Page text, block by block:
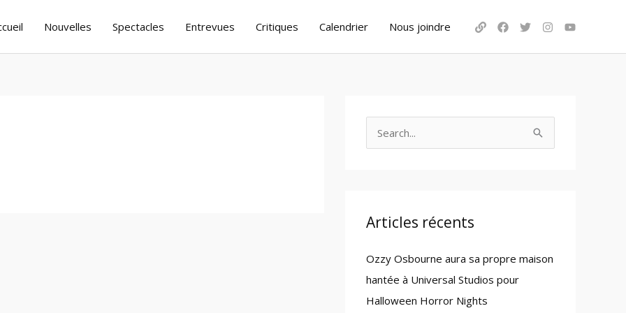
Nouvelles Spectacles Entrevues Critiques Calendrier Nous joindre
c
f
o
r
Articles récents
Ozzy Osbourne aura sa propre maison
hantée à Universal Studios pour
Halloween Horror Nights